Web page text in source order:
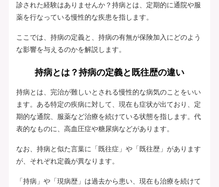
診された経験はありませんか？持病とは、定期的に通院や服
薬を行なっている慢性的な疾患を指します。
ここでは、持病の定義と、持病の有無が保険加入にどのよう
な影響を与えるのかを解説します。
持病とは？持病の定義と既往歴の違い
持病とは、完治が難しいとされる慢性的な病気のことをいい
ます。ある特定の疾病に対して、現在も症状が出ており、定
期的な通院、服薬など治療を続けている状態を指します。代
表的なものに、高血圧症や糖尿病などがあります。
なお、持病と似た言葉に「既往症」や「既往歴」があります
が、それぞれ定義が異なります。
「持病」や「現病歴」は過去から患い、現在も治療を続けて